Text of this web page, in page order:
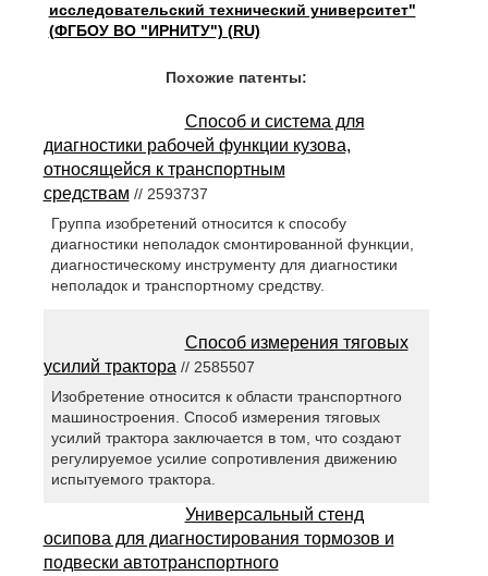
исследовательский технический университет"
(ФГБОУ ВО "ИРНИТУ") (RU)
Похожие патенты:
Способ и система для
диагностики рабочей функции кузова,
относящейся к транспортным
средствам // 2593737
Группа изобретений относится к способу
диагностики неполадок смонтированной функции,
диагностическому инструменту для диагностики
неполадок и транспортному средству.
Способ измерения тяговых
усилий трактора // 2585507
Изобретение относится к области транспортного
машиностроения. Способ измерения тяговых
усилий трактора заключается в том, что создают
регулируемое усилие сопротивления движению
испытуемого трактора.
Универсальный стенд
осипова для диагностирования тормозов и
подвески автотранспортного